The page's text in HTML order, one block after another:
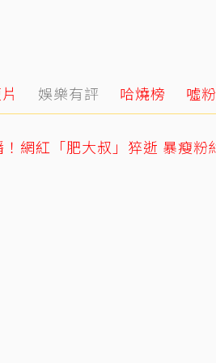
娛樂有評 哈燒榜 噓粉